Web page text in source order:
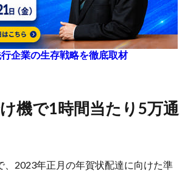
企業の生存戦略を徹底取材
2023年正月の年賀状配達に向けた準